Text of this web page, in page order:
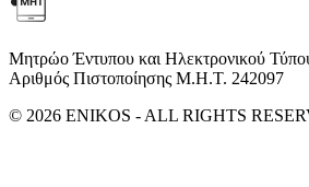
Μητρώο Έντυπου και Ηλεκτρονικού
Αριθμός Πιστοποίησης Μ.Η.Τ. 242097
© 2026 ENIKOS - ALL RIGHTS